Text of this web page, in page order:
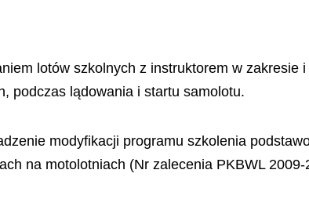
lotów szkolnych z instruktorem w zakresie
podczas lądowania i startu samolotu.
modyfikacji programu szkolenia
na motolotniach (Nr zalecenia PKBWL 2009-